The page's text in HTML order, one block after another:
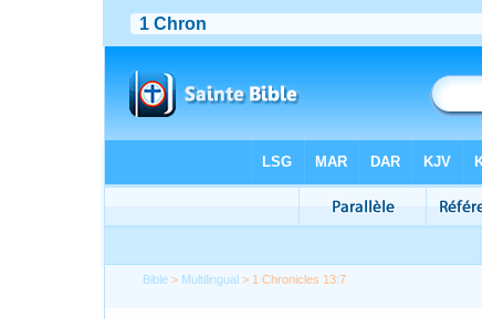
Bible > Multilingual > 1 Chronicles 13:7